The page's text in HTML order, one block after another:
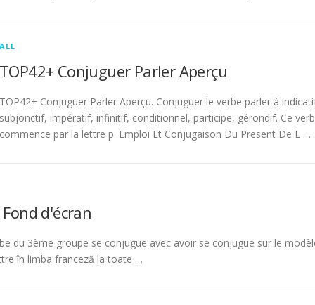
ALL
TOP42+ Conjuguer Parler Aperçu
TOP42+ Conjuguer Parler Aperçu. Conjuguer le verbe parler à
subjonctif, impératif, infinitif, conditionnel, participe, gérondif. Ce
commence par la lettre p. Emploi Et Conjugaison Du Present De L …
d'écran
du 3ème groupe se conjugue avec avoir se conjugue sur le
în limba franceză la toate …